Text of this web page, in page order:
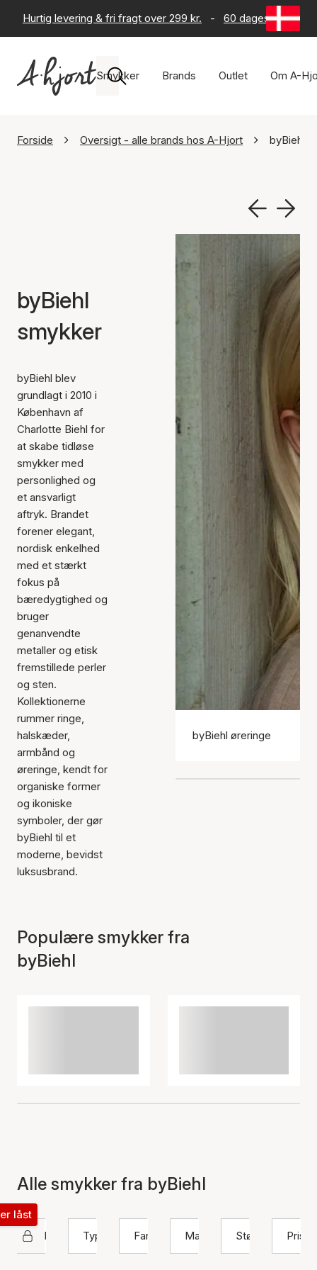
Hurtig levering & fri fragt over 299 kr. - 60 dages returret
Smykker Brands Outlet Om A-
Forside Oversigt - alle brands hos A-Hjort byBiehl
byBiehl
smykker
byBiehl blev
grundlagt i 2010 i
København af
Charlotte Biehl for
at skabe tidløse
smykker med
personlighed og
et ansvarligt
aftryk. Brandet
forener elegant,
nordisk enkelhed
med et stærkt
fokus på
bæredygtighed og
bruger
genanvendte
metaller og etisk
fremstillede perler
og sten.
Kollektionerne
rummer ringe,
halskæder,
armbånd og
øreringe, kendt for
organiske former
og ikoniske
symboler, der gør
byBiehl til et
moderne, bevidst
luksusbrand.
byBiehl øreringe
Populære smykker fra
byBiehl
Alle smykker fra byBiehl
byBiehl
låst
Type
Farve Materiale Størrelse Pris